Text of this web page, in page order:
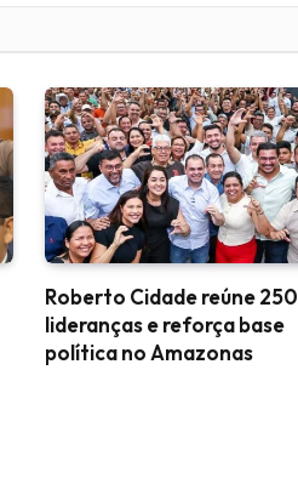
Roberto Cidade reúne 250
lideranças e reforça base
política no Amazonas